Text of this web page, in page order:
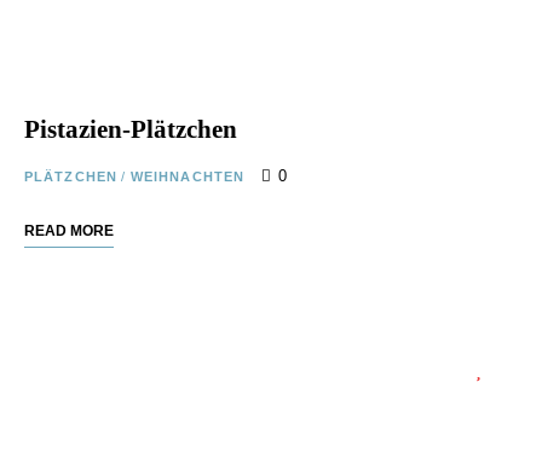
Pistazien-Plätzchen
PLÄTZCHEN / WEIHNACHTEN 0
READ MORE